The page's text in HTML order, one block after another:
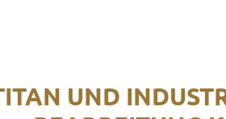
UND